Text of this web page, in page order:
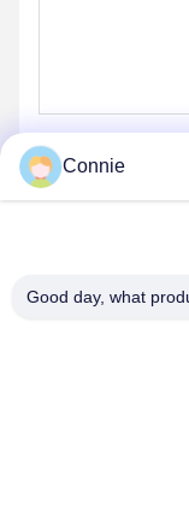
Connie
Good day, what